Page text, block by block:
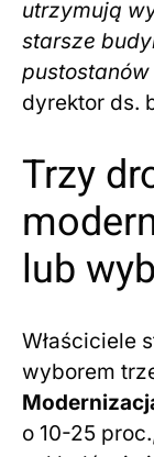
utrzymują
starsze
pustostanów
dyrektor ds.
Trzy
lub
Właściciele
wyborem
o 10-25